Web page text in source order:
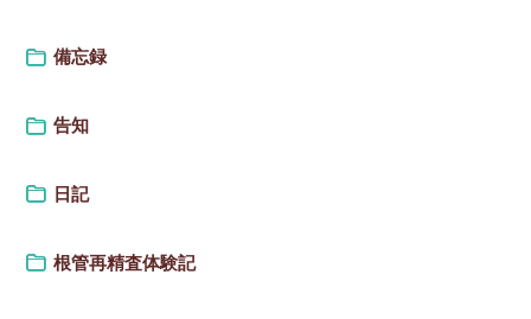
備忘録
告知
日記
根管再精査体験記